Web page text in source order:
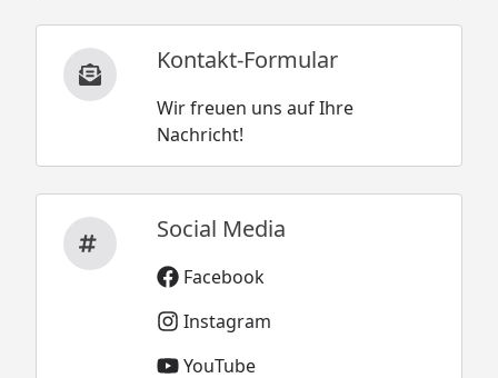
Kontakt-Formular
Wir freuen uns auf Ihre
Nachricht!
Social Media
Facebook
Instagram
YouTube